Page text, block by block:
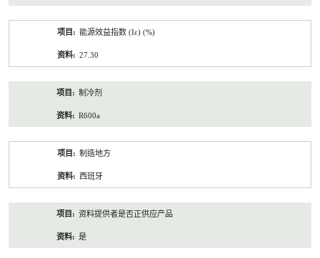
能源效益指数 (Iε) (%)
27.30
制冷剂
R600a
制造地方
西班牙
资料提供者是否正供应产品
是